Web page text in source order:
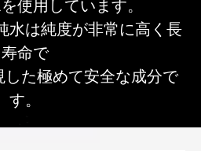
使用しています。
水は純度が非常に高く長
寿命で
た極めて安全な成分で
す。